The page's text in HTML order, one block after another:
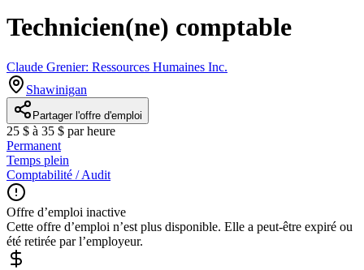
Technicien(ne) comptable
Claude Grenier: Ressources Humaines Inc.
Shawinigan
Partager l'offre d'emploi
25 $ à 35 $ par heure
Permanent
Temps plein
Comptabilité / Audit
Offre d’emploi inactive
Cette offre d’emploi n’est plus disponible. Elle a peut-être expiré ou
été retirée par l’employeur.